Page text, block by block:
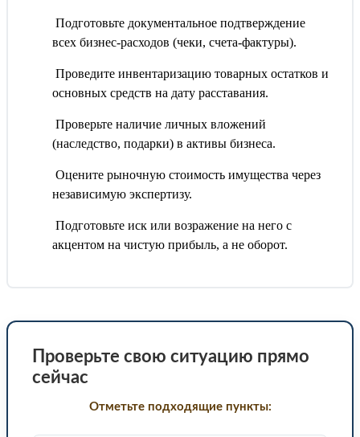
Подготовьте документальное подтверждение
всех бизнес-расходов (чеки, счета-фактуры).
Проведите инвентаризацию товарных остатков и
основных средств на дату расставания.
Проверьте наличие личных вложений
(наследство, подарки) в активы бизнеса.
Оцените рыночную стоимость имущества через
независимую экспертизу.
Подготовьте иск или возражение на него с
акцентом на чистую прибыль, а не оборот.
Проверьте свою ситуацию прямо
сейчас
Отметьте подходящие пункты: